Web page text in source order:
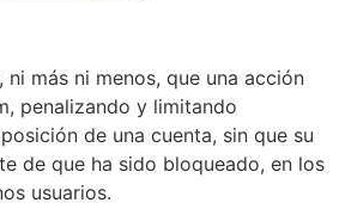
ni más ni menos, que una acción
penalizando y limitando
de una cuenta, sin que su
de que ha sido bloqueado, en los
usuarios.